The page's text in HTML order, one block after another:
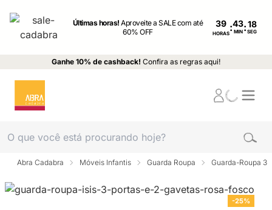
Últimas horas!Aproveite a SALE com até
60% OFF
39
HORAS: MIN : SEG
Ganhe 10% de cashback! Confira as regras aqui!
Abra Cadabra Móveis Infantis Guarda Roupa Guarda-Roupa 3
-25%